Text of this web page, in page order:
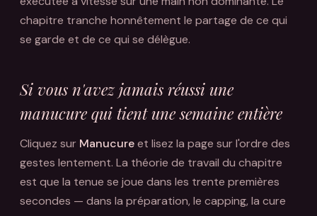
chapitre tranche honnêtement le partage de ce qui
se garde et de ce qui se délègue.
Si vous n'avez jamais réussi une
manucure qui tient une semaine entière
Cliquez sur Manucureet lisez la page sur l'ordre des
gestes lentement. La théorie de travail du chapitre
est que la tenue se joue dans les trente premières
secondes — dans la préparation, le capping, la cure